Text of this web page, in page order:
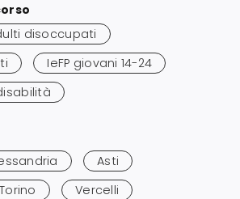
disoccupati
IeFP giovani 14-24
Asti
Torino Vercelli